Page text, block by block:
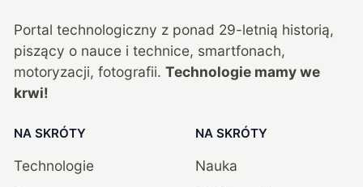
Portal technologiczny z ponad 29-letnią historią,
piszący o nauce i technice, smartfonach,
motoryzacji, fotografii. Technologie mamy we
krwi!
NA SKRÓTY
Technologie
NA SKRÓTY
Nauka